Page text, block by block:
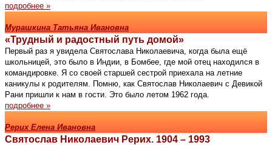
подробнее »
Мурашкина Татьяна Ивановна
«Трудный и радостный путь домой»
Первый раз я увидела Святослава Николаевича, когда была ещё
школьницей, это было в Индии, в Бомбее, где мой отец находился в
командировке. Я со своей старшей сестрой приехала на летние
каникулы к родителям. Помню, как Святослав Николаевич с Девикой
Рани пришли к нам в гости. Это было летом 1962 года.
подробнее »
Рерих Елена Ивановна
Святослав Николаевич Рерих. 1904 – 1993